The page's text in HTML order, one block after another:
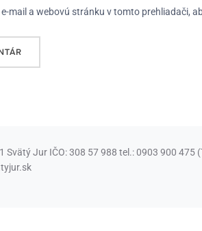
e-mail a webovú stránku v tomto prehliadači,
Svätý Jur IČO: 308 57 988 tel.: 0903 900 475